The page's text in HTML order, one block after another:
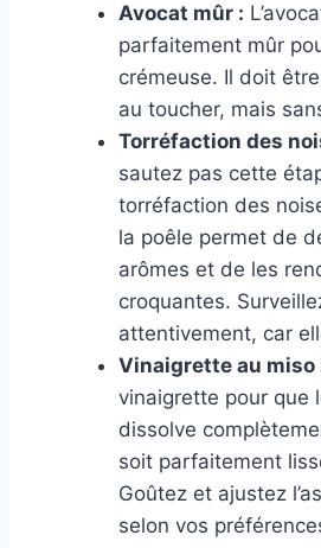
Avocat mûr :
parfaitement mûr
crémeuse. Il doit
au toucher, mais
Torréfaction des
sautez pas cette
torréfaction des
la poêle permet de
arômes et de les
croquantes.
attentivement, car
Vinaigrette au miso
vinaigrette pour que
dissolve
soit parfaitement
Goûtez et ajustez
selon vos